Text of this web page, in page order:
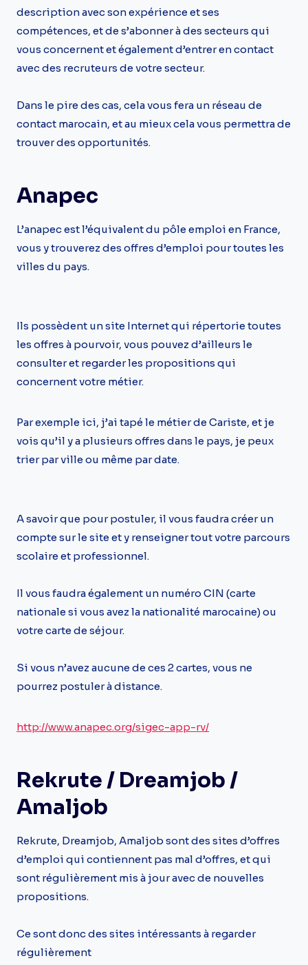
description avec son expérience et ses
compétences, et de s’abonner à des secteurs qui
vous concernent et également d’entrer en contact
avec des recruteurs de votre secteur.
Dans le pire des cas, cela vous fera un réseau de
contact marocain, et au mieux cela vous permettra de
trouver des opportunités.
Anapec
L’anapec est l’équivalent du pôle emploi en France,
vous y trouverez des offres d’emploi pour toutes les
villes du pays.
Ils possèdent un site Internet qui répertorie toutes
les offres à pourvoir, vous pouvez d’ailleurs le
consulter et regarder les propositions qui
concernent votre métier.
Par exemple ici, j’ai tapé le métier de Cariste, et je
vois qu’il y a plusieurs offres dans le pays, je peux
trier par ville ou même par date.
A savoir que pour postuler, il vous faudra créer un
compte sur le site et y renseigner tout votre parcours
scolaire et professionnel.
Il vous faudra également un numéro CIN (carte
nationale si vous avez la nationalité marocaine) ou
votre carte de séjour.
Si vous n’avez aucune de ces 2 cartes, vous ne
pourrez postuler à distance.
http://www.anapec.org/sigec-app-rv/
Rekrute / Dreamjob /
Amaljob
Rekrute, Dreamjob, Amaljob sont des sites d’offres
d’emploi qui contiennent pas mal d’offres, et qui
sont régulièrement mis à jour avec de nouvelles
propositions.
Ce sont donc des sites intéressants à regarder
régulièrement